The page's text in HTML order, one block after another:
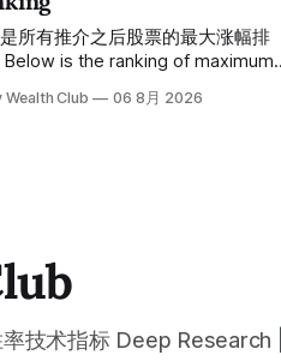
所有推介之后股票的最大涨幅排
across all recommendations since
2025年11月1日至
targets, and recommendation
were published simultaneously in
"Trading Ideas"
Wealth Club 06 8月 2026
技术指标 Deep Research |